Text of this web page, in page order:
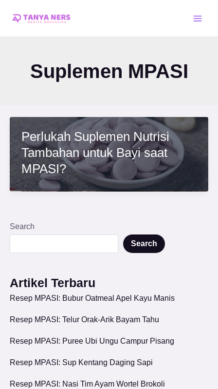
Suplemen MPASI
Perlukah Suplemen Nutrisi
Tambahan untuk Bayi saat
MPASI?
Search
Search
Artikel Terbaru
Resep MPASI: Bubur Oatmeal Apel Kayu Manis
Resep MPASI: Telur Orak-Arik Bayam Tahu
Resep MPASI: Puree Ubi Ungu Campur Pisang
Resep MPASI: Sup Kentang Daging Sapi
Resep MPASI: Nasi Tim Ayam Wortel Brokoli